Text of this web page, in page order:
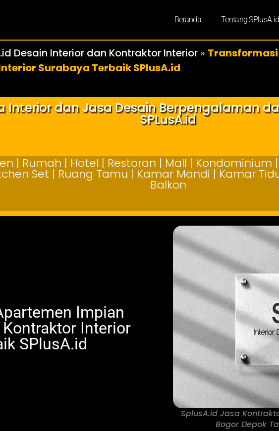
Beranda Tentang SPlusA.id
Desain Interior dan Kontraktor Interior »
Surabaya Terbaik SPlusA.id
Interior dan Jasa Desain Berpengalaman
SPLusA.id
| Rumah | Hotel | Restoran | Mall | Kondominium
Set | Ruang Tamu | Kamar Mandi | Kamar
Balkon
Impian
Interior
SPlusA.id
SplusA.id Jasa
Bogor Depok